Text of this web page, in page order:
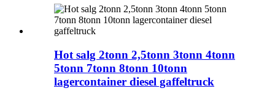
Hot salg 2tonn 2,5tonn 3tonn 4tonn
5tonn 7tonn 8tonn 10tonn
lagercontainer diesel gaffeltruck